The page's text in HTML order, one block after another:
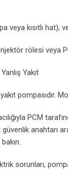
veya kısıtlı hat);
rölesi veya
Yakıt
pompasıdır.
PCM
anahtarı
sorunları,